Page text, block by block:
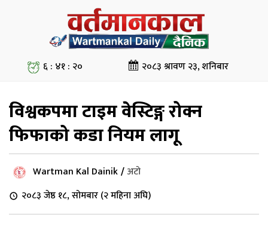
६ : ४१ : २१ २०८३ श्रावण २३, शनिबार
विश्वकपमा टाइम वेस्टिङ्ग रोक्न
फिफाको कडा नियम लागू
Wartman Kal Dainik/अटो
२०८३ जेष्ठ १८, सोमबार (२ महिना अघि)